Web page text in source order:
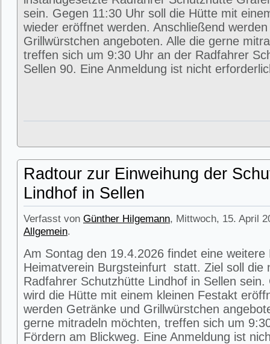
sein. Gegen 11:30 Uhr soll die Hütte mit
wieder eröffnet werden. Anschließend
Grillwürstchen angeboten. Alle die gerne
treffen sich um 9:30 Uhr an der Radfahrer
Sellen 90. Eine Anmeldung ist nicht
Radtour zur Einweihung der
Lindhof in Sellen
Verfasst von Günther Hilgemann, Mittwoch, 15. April
Allgemein.
Am Sontag den 19.4.2026 findet eine weitere
Heimatverein Burgsteinfurt statt. Ziel soll die
Radfahrer Schutzhütte Lindhof in Sellen sein.
wird die Hütte mit einem kleinen Festakt
werden Getränke und Grillwürstchen
gerne mitradeln möchten, treffen sich um
Fördern am Blickweg. Eine Anmeldung ist